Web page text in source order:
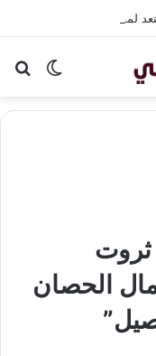
الوضع
ثروت
الحصان